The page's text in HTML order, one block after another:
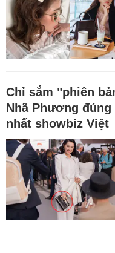
Chỉ sắm "phiên
Nhã Phương
nhất showbiz Việt